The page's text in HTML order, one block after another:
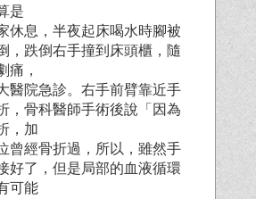
是
休息，半夜起床喝水時腳被
，跌倒右手撞到床頭櫃，隨
痛，
醫院急診。右手前臂靠近手
，骨科醫師手術後說「因為
，加
曾經骨折過，所以，雖然手
好了，但是局部的血液循環
可能